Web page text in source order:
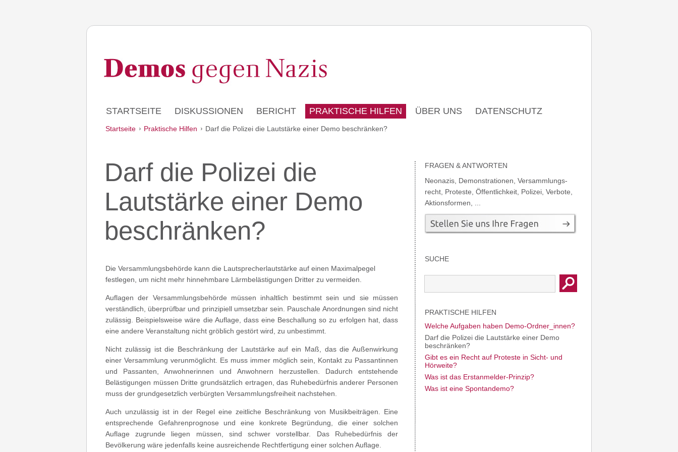
STARTSEITE DISKUSSIONEN BERICHT PRAKTISCHE HILFEN ÜBER UNS DATENSCHUTZ
Startseite Praktische Hilfen Darf die Polizei die Lautstärke einer Demo beschränken?
Darf die Polizei die
Lautstärke einer Demo
beschränken?
Die Versammlungsbehörde kann die Lautsprecherlautstärke auf einen Maximalpegel
festlegen, um nicht mehr hinnehmbare Lärmbelästigungen Dritter zu vermeiden.
Auflagen der Versammlungsbehörde müssen inhaltlich bestimmt sein und sie müssen
verständlich, überprüfbar und prinzipiell umsetzbar sein. Pauschale Anordnungen sind nicht
zulässig. Beispielsweise wäre die Auflage, dass eine Beschallung so zu erfolgen hat, dass
eine andere Veranstaltung nicht gröblich gestört wird, zu unbestimmt.
Nicht zulässig ist die Beschränkung der Lautstärke auf ein Maß, das die Außenwirkung
einer Versammlung verunmöglicht. Es muss immer möglich sein, Kontakt zu Passantinnen
und Passanten, Anwohnerinnen und Anwohnern herzustellen. Dadurch entstehende
Belästigungen müssen Dritte grundsätzlich ertragen, das Ruhebedürfnis anderer Personen
muss der grundgesetzlich verbürgten Versammlungsfreiheit nachstehen.
Auch unzulässig ist in der Regel eine zeitliche Beschränkung von Musikbeiträgen. Eine
entsprechende Gefahrenprognose und eine konkrete Begründung, die einer solchen
Auflage zugrunde liegen müssen, sind schwer vorstellbar. Das Ruhebedürfnis der
Bevölkerung wäre jedenfalls keine ausreichende Rechtfertigung einer solchen Auflage.
FRAGEN & ANTWORTEN
Neonazis, Demonstrationen, Versammlungs­
recht, Proteste, Öffentlichkeit, Polizei, Verbote,
Aktionsformen, ...
SUCHE
PRAKTISCHE HILFEN
Welche Aufgaben haben Demo-­Ordner_innen?
Darf die Polizei die Lautstärke einer Demo
beschränken?
Gibt es ein Recht auf Proteste in Sicht- und
Hörweite?
Was ist das Erstanmelder-Prinzip?
Was ist eine Spontandemo?